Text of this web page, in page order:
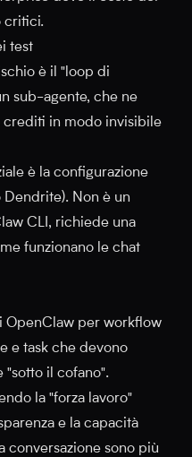
critici.
test
è il "loop di
sub-agente, che ne
crediti in modo invisibile
è la configurazione
Dendrite). Non è un
CLI, richiede una
funzionano le chat
OpenClaw per workflow
e task che devono
"sotto il cofano".
la "forza lavoro"
e la capacità
conversazione sono più